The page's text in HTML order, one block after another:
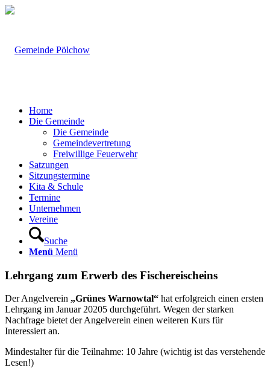
Home
Die Gemeinde
Die Gemeinde
Gemeindevertretung
Freiwillige Feuerwehr
Satzungen
Sitzungstermine
Kita & Schule
Termine
Unternehmen
Vereine
Suche
Menü Menü
Lehrgang zum Erwerb des Fischereischeins
Der Angelverein „Grünes Warnowtal“ hat erfolgreich einen ersten
Lehrgang im Januar 20205 durchgeführt. Wegen der starken
Nachfrage bietet der Angelverein einen weiteren Kurs für
Interessiert an.
Mindestalter für die Teilnahme: 10 Jahre (wichtig ist das verstehende
Lesen!)